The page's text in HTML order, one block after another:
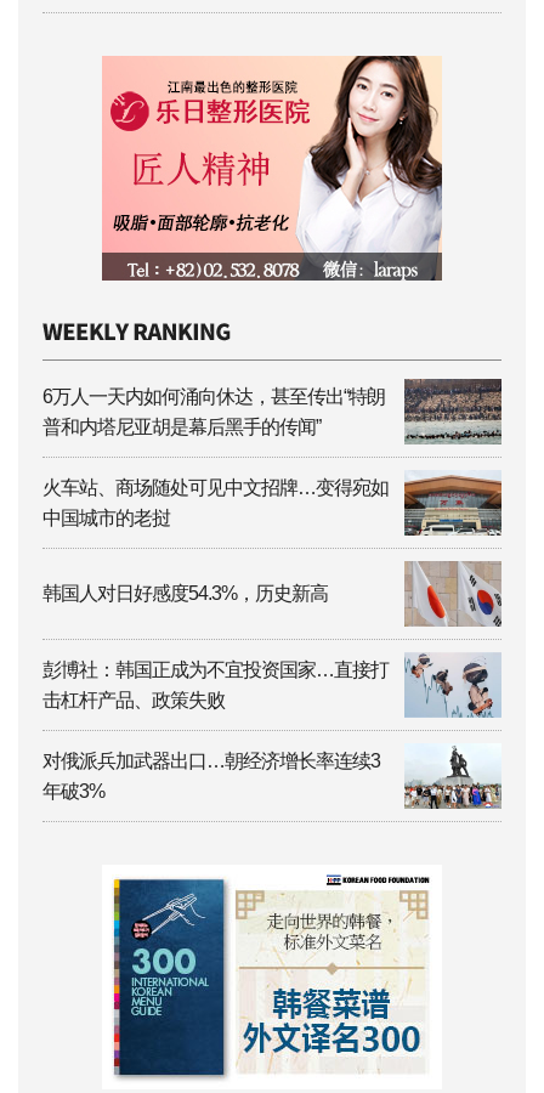
6万人一天内如何涌向休达，甚至传出“特朗
普和内塔尼亚胡是幕后黑手的传闻”
火车站、商场随处可见中文招牌…变得宛如
中国城市的老挝
韩国人对日好感度54.3%，历史新高
彭博社：韩国正成为不宜投资国家…直接打
击杠杆产品、政策失败
对俄派兵加武器出口…朝经济增长率连续3
年破3%